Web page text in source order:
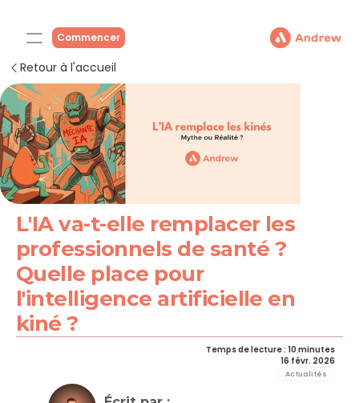
Commencer
Retour à l'accueil
L'IA va-t-elle remplacer les
professionnels de santé ?
Quelle place pour
l'intelligence artificielle en
kiné ?
Temps de lecture : 10 minutes
16 févr. 2026
Actualités